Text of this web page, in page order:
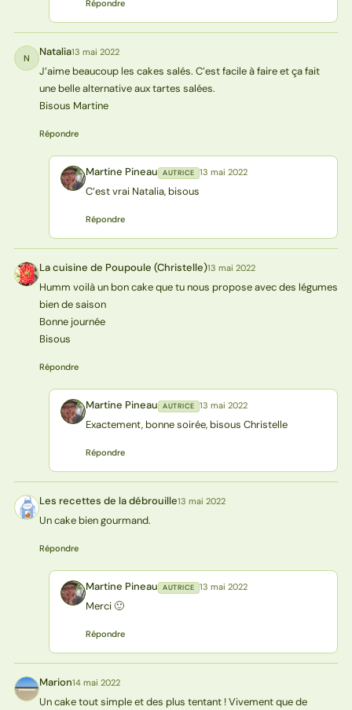
Répondre
N Natalia13 mai 2022
J’aime beaucoup les cakes salés. C’est facile à faire et ça fait
une belle alternative aux tartes salées.
Bisous Martine
Répondre
MP Martine Pineau AUTRICE 13 mai 2022
C’est vrai Natalia, bisous
Répondre
L( La cuisine de Poupoule (Christelle)13 mai 2022
Humm voilà un bon cake que tu nous propose avec des légumes
bien de saison
Bonne journée
Bisous
Répondre
MP Martine Pineau AUTRICE 13 mai 2022
Exactement, bonne soirée, bisous Christelle
Répondre
LD Les recettes de la débrouille13 mai 2022
Un cake bien gourmand.
Répondre
MP Martine Pineau AUTRICE 13 mai 2022
Merci 🙂
Répondre
M Marion14 mai 2022
Un cake tout simple et des plus tentant ! Vivement que de